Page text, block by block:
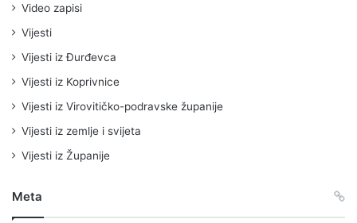
Video zapisi
Vijesti
Vijesti iz Đurđevca
Vijesti iz Koprivnice
Vijesti iz Virovitičko-podravske županije
Vijesti iz zemlje i svijeta
Vijesti iz Županije
Meta